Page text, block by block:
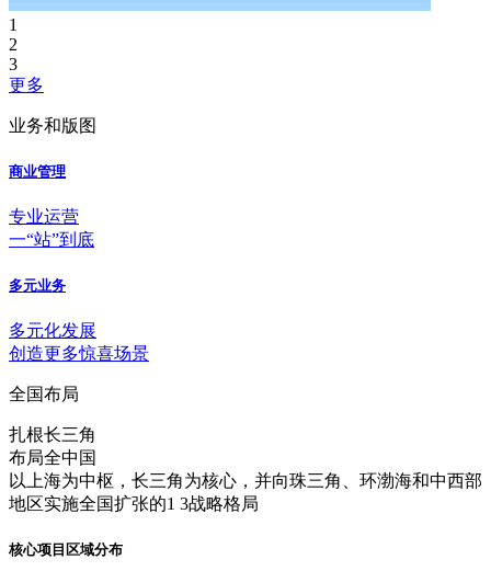
1
2
3
更多
业务和版图
商业管理
专业运营
一“站”到底
多元业务
多元化发展
创造更多惊喜场景
全国布局
扎根长三角
布局全中国
以上海为中枢，长三角为核心，并向珠三角、环渤海和中西部
地区实施全国扩张的1 3战略格局
核心项目区域分布